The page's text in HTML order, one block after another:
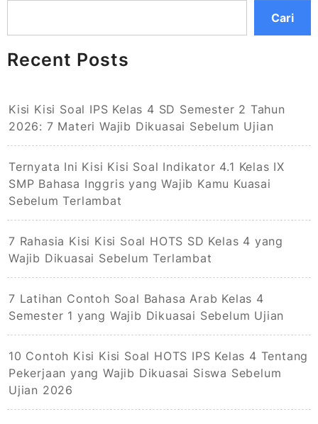
Cari
Recent Posts
Kisi Kisi Soal IPS Kelas 4 SD Semester 2 Tahun
2026: 7 Materi Wajib Dikuasai Sebelum Ujian
Ternyata Ini Kisi Kisi Soal Indikator 4.1 Kelas IX
SMP Bahasa Inggris yang Wajib Kamu Kuasai
Sebelum Terlambat
7 Rahasia Kisi Kisi Soal HOTS SD Kelas 4 yang
Wajib Dikuasai Sebelum Terlambat
7 Latihan Contoh Soal Bahasa Arab Kelas 4
Semester 1 yang Wajib Dikuasai Sebelum Ujian
10 Contoh Kisi Kisi Soal HOTS IPS Kelas 4 Tentang
Pekerjaan yang Wajib Dikuasai Siswa Sebelum
Ujian 2026